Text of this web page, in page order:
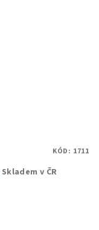
Skladem v ČR
KÓD: 1711